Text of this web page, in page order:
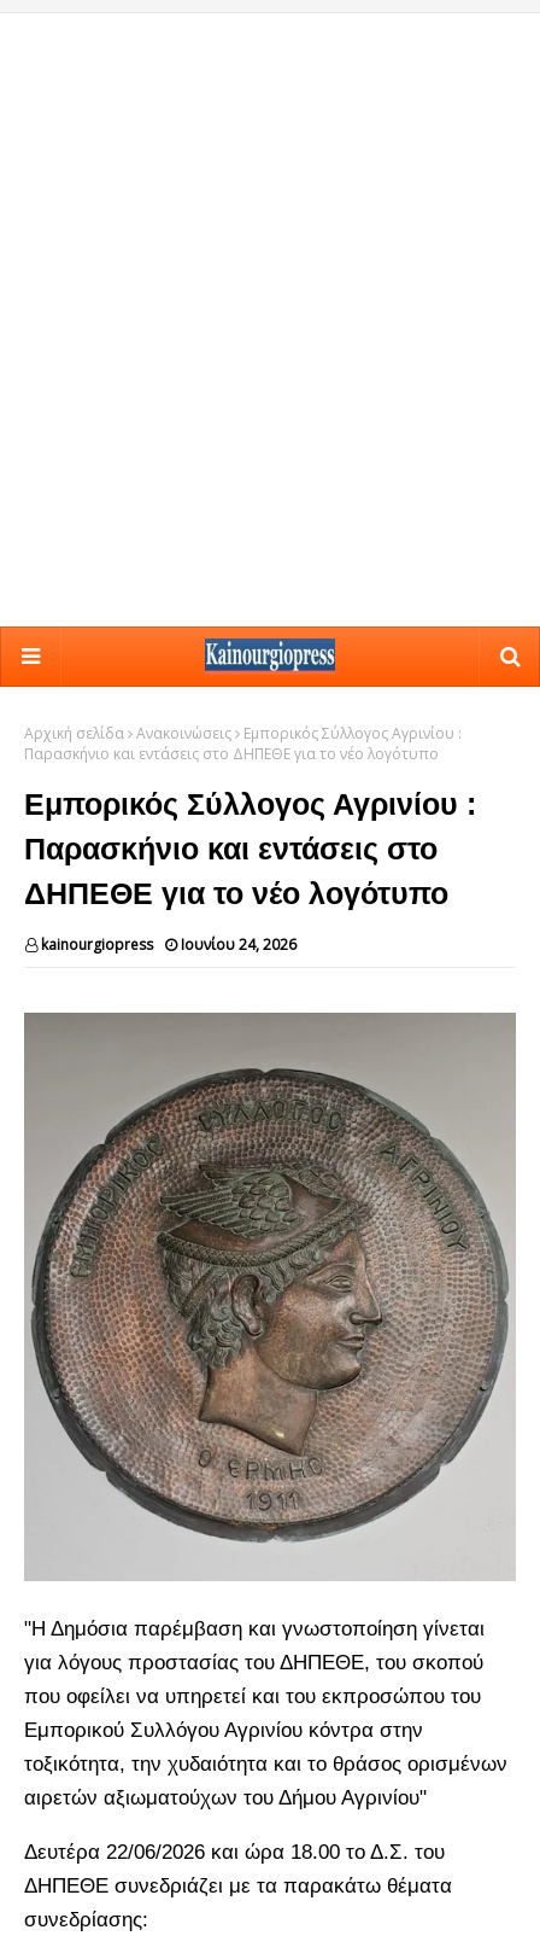
Αρχική σελίδα Ανακοινώσεις
Εμπορικός Σύλλογος Αγρινίου :
Παρασκήνιο και εντάσεις στο ΔΗΠΕΘΕ για το νέο λογότυπο
Εμπορικός Σύλλογος Αγρινίου :
Παρασκήνιο και εντάσεις στο
ΔΗΠΕΘΕ για το νέο λογότυπο
kainourgiopress Ιουνίου 24, 2026
"Η Δημόσια παρέμβαση και γνωστοποίηση γίνεται
για λόγους προστασίας του ΔΗΠΕΘΕ, του σκοπού
που οφείλει να υπηρετεί και του εκπροσώπου του
Εμπορικού Συλλόγου Αγρινίου κόντρα στην
τοξικότητα, την χυδαιότητα και το θράσος ορισμένων
αιρετών αξιωματούχων του Δήμου Αγρινίου"
Δευτέρα 22/06/2026 και ώρα 18.00 το Δ.Σ. του
ΔΗΠΕΘΕ συνεδριάζει με τα παρακάτω θέματα
συνεδρίασης: